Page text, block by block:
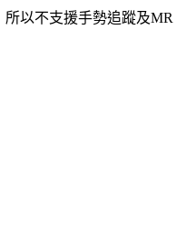
以不支援手勢追蹤及MR